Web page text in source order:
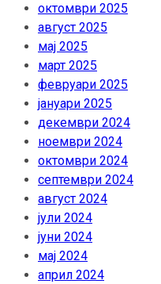
октомври 2025
август 2025
мај 2025
март 2025
февруари 2025
јануари 2025
декември 2024
ноември 2024
октомври 2024
септември 2024
август 2024
јули 2024
јуни 2024
мај 2024
април 2024